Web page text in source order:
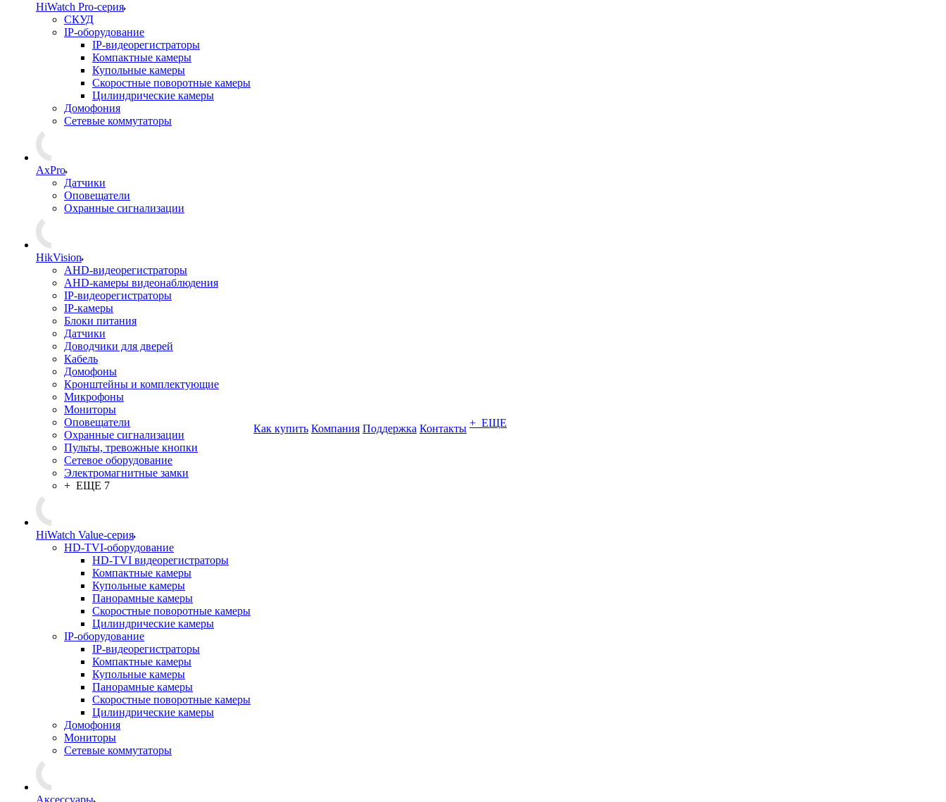
HiWatch Pro-серия
CКУД
IP-оборудование
IP-видеорегистраторы
Компактные камеры
Купольные камеры
Скоростные поворотные камеры
Цилиндрические камеры
Домофония
Сетевые коммутаторы
AxPro
Датчики
Оповещатели
Охранные сигнализации
HikVision
AHD-видеорегистраторы
AHD-камеры видеонаблюдения
IP-видеорегистраторы
IP-камеры
Блоки питания
Датчики
Доводчики для дверей
Кабель
Домофоны
Кронштейны и комплектующие
Микрофоны
Мониторы
Оповещатели
Охранные сигнализации
Пульты, тревожные кнопки
Сетевое оборудование
Электромагнитные замки
+ ЕЩЕ 7
HiWatch Value-серия
HD-TVI-оборудование
HD-TVI видеорегистраторы
Компактные камеры
Купольные камеры
Панорамные камеры
Скоростные поворотные камеры
Цилиндрические камеры
IP-оборудование
IP-видеорегистраторы
Компактные камеры
Купольные камеры
Панорамные камеры
Скоростные поворотные камеры
Цилиндрические камеры
Домофония
Мониторы
Сетевые коммутаторы
Аксессуары
Как купить Компания Поддержка Контакты + ЕЩЕ